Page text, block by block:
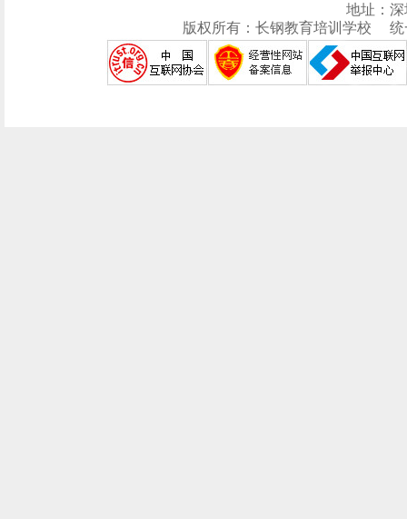
地址：
版权所有：长钢教育培训学校 统